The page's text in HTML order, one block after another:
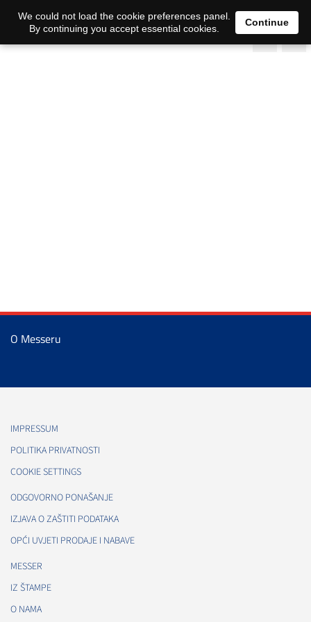
O Messeru
IMPRESSUM
POLITIKA PRIVATNOSTI
COOKIE SETTINGS
ODGOVORNO PONAŠANJE
IZJAVA O ZAŠTITI PODATAKA
OPĆI UVJETI PRODAJE I NABAVE
MESSER
IZ ŠTAMPE
O NAMA
We could not load the cookie preferences panel.
By continuing you accept essential cookies.
Continue